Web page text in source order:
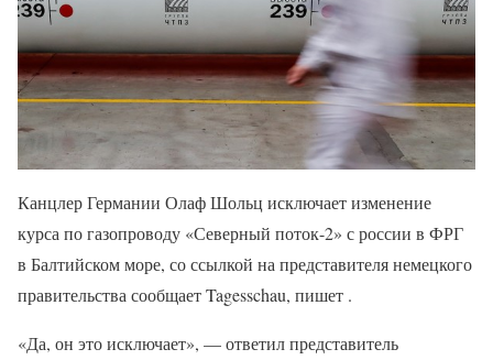
Канцлер Германии Олаф Шольц исключает изменение
курса по газопроводу «Северный поток-2» с россии в ФРГ
в Балтийском море, со ссылкой на представителя немецкого
правительства сообщает Tagesschau, пишет .
«Да, он это исключает», — ответил представитель